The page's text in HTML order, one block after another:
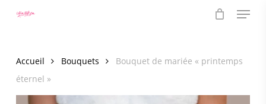
Menu
Accueil Bouquets
Bouquet de mariée « printemps
éternel »